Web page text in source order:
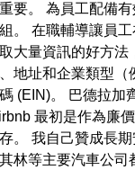
要。 為員工配備
。 在職輔導讓員
大量資訊的好方
地址和企業類型
(EIN)。 巴德拉加
最初是作為廉
。 我自己贊成長
林等主要汽車公